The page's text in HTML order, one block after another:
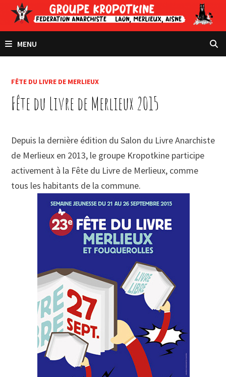
Passer
contenu
MENU
FÊTE DU LIVRE DE MERLIEUX
Fête du Livre de Merlieux 2015
Depuis la dernière édition du Salon du Livre Anarchiste
de Merlieux en 2013, le groupe Kropotkine participe
activement à la Fête du Livre de Merlieux, comme
tous les habitants de la commune.